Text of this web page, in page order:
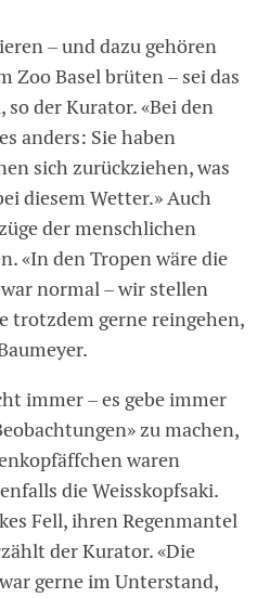
– und dazu gehören
Zoo Basel brüten – sei das
der Kurator. «Bei den
anders: Sie haben
sich zurückziehen, was
diesem Wetter.» Auch
der menschlichen
«In den Tropen wäre die
normal – wir stellen
trotzdem gerne reingehen,
immer – es gebe immer
zu machen,
waren
die Weisskopfsaki.
Fell, ihren Regenmantel
der Kurator. «Die
gerne im Unterstand,